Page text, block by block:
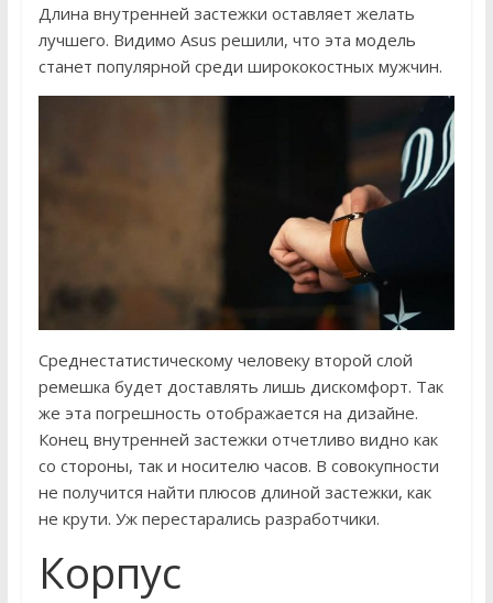
Длина внутренней застежки оставляет желать
лучшего. Видимо Asus решили, что эта модель
станет популярной среди ширококостных мужчин.
Среднестатистическому человеку второй слой
ремешка будет доставлять лишь дискомфорт. Так
же эта погрешность отображается на дизайне.
Конец внутренней застежки отчетливо видно как
со стороны, так и носителю часов. В совокупности
не получится найти плюсов длиной застежки, как
не крути. Уж перестарались разработчики.
Корпус